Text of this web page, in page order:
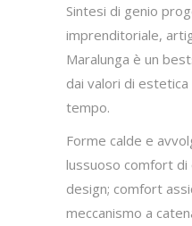
Sintesi di genio
imprenditoriale,
Maralunga è un
dai valori di
tempo.
Forme calde e
lussuoso comfort
design; comfort
meccanismo a